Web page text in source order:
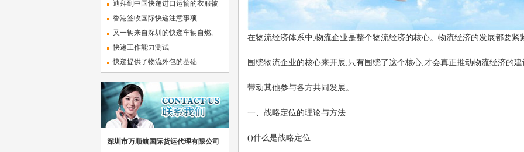
迪拜到中国快递进口运输的衣服被
香港签收国际快递注意事项
又一辆来自深圳的快递车辆自燃,
快递工作能力测试
快递提供了物流外包的基础
深圳市万顺航国际货运代理有限公司
在物流经济体系中,物流企业是整个物流经济的核心。物流经济的发展都要紧
围绕物流企业的核心来开展,只有围绕了这个核心,才会真正推动物流经济的建
带动其他参与各方共同发展。
一、战略定位的理论与方法
()什么是战略定位